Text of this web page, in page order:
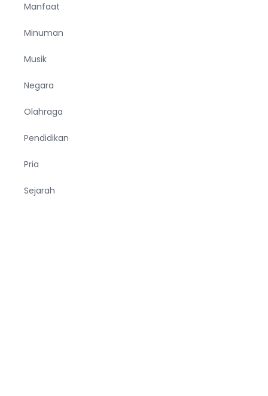
Manfaat
Minuman
Musik
Negara
Olahraga
Pendidikan
Pria
Sejarah